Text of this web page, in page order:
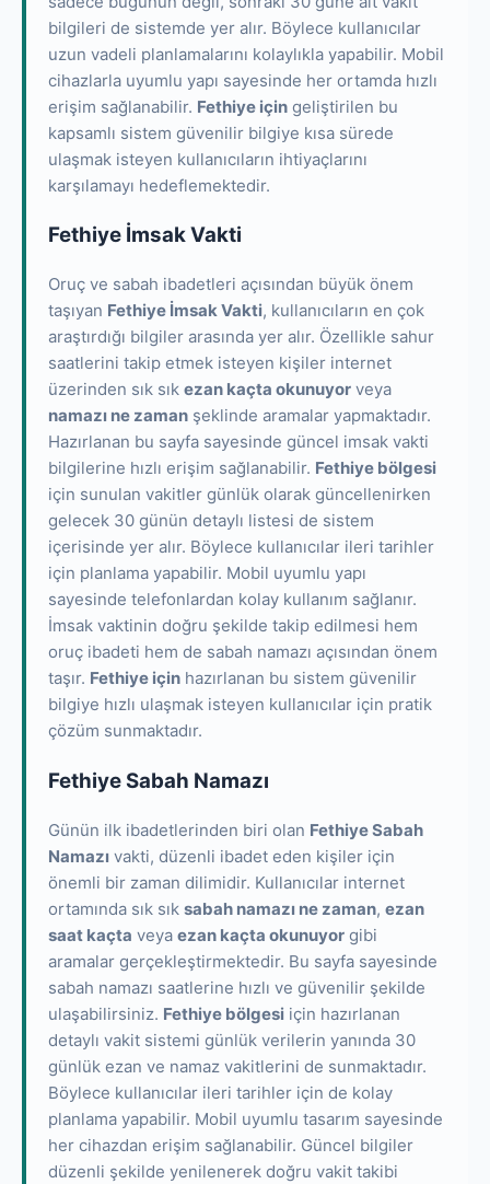
bilgileri de sistemde yer alır. Böylece kullanıcılar
uzun vadeli planlamalarını kolaylıkla yapabilir. Mobil
cihazlarla uyumlu yapı sayesinde her ortamda hızlı
erişim sağlanabilir. Fethiye için geliştirilen bu
kapsamlı sistem güvenilir bilgiye kısa sürede
ulaşmak isteyen kullanıcıların ihtiyaçlarını
karşılamayı hedeflemektedir.
Fethiye İmsak Vakti
Oruç ve sabah ibadetleri açısından büyük önem
taşıyan Fethiye İmsak Vakti, kullanıcıların en çok
araştırdığı bilgiler arasında yer alır. Özellikle sahur
saatlerini takip etmek isteyen kişiler internet
üzerinden sık sık ezan kaçta okunuyor veya
namazı ne zaman şeklinde aramalar yapmaktadır.
Hazırlanan bu sayfa sayesinde güncel imsak vakti
bilgilerine hızlı erişim sağlanabilir. Fethiye bölgesi
için sunulan vakitler günlük olarak güncellenirken
gelecek 30 günün detaylı listesi de sistem
içerisinde yer alır. Böylece kullanıcılar ileri tarihler
için planlama yapabilir. Mobil uyumlu yapı
sayesinde telefonlardan kolay kullanım sağlanır.
İmsak vaktinin doğru şekilde takip edilmesi hem
oruç ibadeti hem de sabah namazı açısından önem
taşır. Fethiye için hazırlanan bu sistem güvenilir
bilgiye hızlı ulaşmak isteyen kullanıcılar için pratik
çözüm sunmaktadır.
Fethiye Sabah Namazı
Günün ilk ibadetlerinden biri olan Fethiye Sabah
Namazı vakti, düzenli ibadet eden kişiler için
önemli bir zaman dilimidir. Kullanıcılar internet
ortamında sık sık sabah namazı ne zaman, ezan
saat kaçta veya ezan kaçta okunuyor gibi
aramalar gerçekleştirmektedir. Bu sayfa sayesinde
sabah namazı saatlerine hızlı ve güvenilir şekilde
ulaşabilirsiniz. Fethiye bölgesi için hazırlanan
detaylı vakit sistemi günlük verilerin yanında 30
günlük ezan ve namaz vakitlerini de sunmaktadır.
Böylece kullanıcılar ileri tarihler için de kolay
planlama yapabilir. Mobil uyumlu tasarım sayesinde
her cihazdan erişim sağlanabilir. Güncel bilgiler
düzenli şekilde yenilenerek doğru vakit takibi